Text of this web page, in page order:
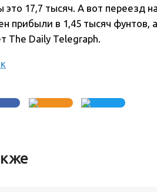
это 17,7 тысяч. А вот переезд
прибыли в 1,45 тысяч фунтов,
The Daily Telegraph.